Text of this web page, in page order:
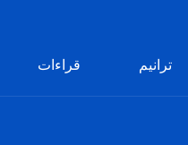
ترانيم قراءات